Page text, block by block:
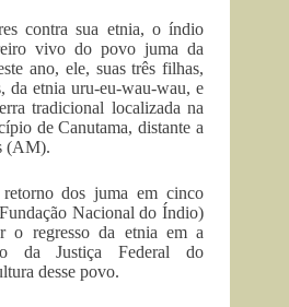
contra sua etnia, o índio
vivo do povo juma da
ano, ele, suas três filhas,
da etnia uru-eu-wau-wau, e
tradicional localizada na
de Canutama, distante a
(AM).
dos juma em cinco
Nacional do Índio)
o regresso da etnia em a
da Justiça Federal do
desse povo.